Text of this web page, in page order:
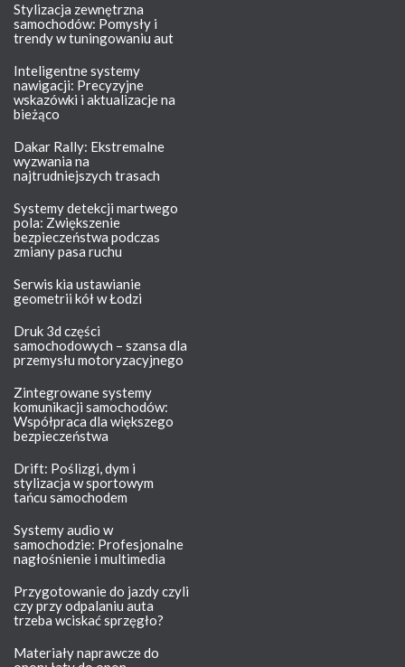
Stylizacja zewnętrzna
samochodów: Pomysły i
trendy w tuningowaniu aut
Inteligentne systemy
nawigacji: Precyzyjne
wskazówki i aktualizacje na
bieżąco
Dakar Rally: Ekstremalne
wyzwania na
najtrudniejszych trasach
Systemy detekcji martwego
pola: Zwiększenie
bezpieczeństwa podczas
zmiany pasa ruchu
Serwis kia ustawianie
geometrii kół w Łodzi
Druk 3d części
samochodowych – szansa dla
przemysłu motoryzacyjnego
Zintegrowane systemy
komunikacji samochodów:
Współpraca dla większego
bezpieczeństwa
Drift: Poślizgi, dym i
stylizacja w sportowym
tańcu samochodem
Systemy audio w
samochodzie: Profesjonalne
nagłośnienie i multimedia
Przygotowanie do jazdy czyli
czy przy odpalaniu auta
trzeba wciskać sprzęgło?
Materiały naprawcze do